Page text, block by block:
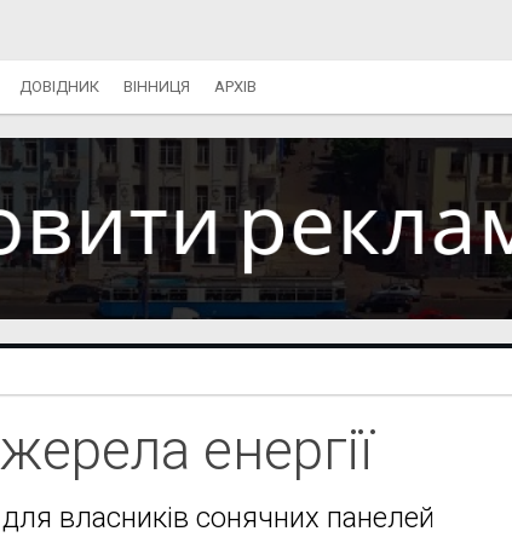
ДОВІДНИК ВІННИЦЯ АРХІВ
енергії
власників сонячних панелей